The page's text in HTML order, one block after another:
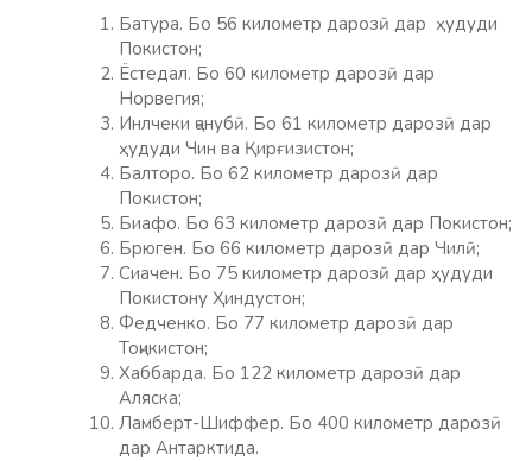
Батура. Бо 56 километр дарозӣ дар ҳудуди
Покистон;
Ёстедал. Бо 60 километр дарозӣ дар
Норвегия;
Инлчеки ҷанубӣ. Бо 61 километр дарозӣ дар
ҳудуди Чин ва Қирғизистон;
Балторо. Бо 62 километр дарозӣ дар
Покистон;
Биафо. Бо 63 километр дарозӣ дар Покистон;
Брюген. Бо 66 километр дарозӣ дар Чилӣ;
Сиачен. Бо 75 километр дарозӣ дар ҳудуди
Покистону Ҳиндустон;
Федченко. Бо 77 километр дарозӣ дар
Тоҷикистон;
Хаббарда. Бо 122 километр дарозӣ дар
Аляска;
Ламберт-Шиффер. Бо 400 километр дарозӣ
дар Антарктида.